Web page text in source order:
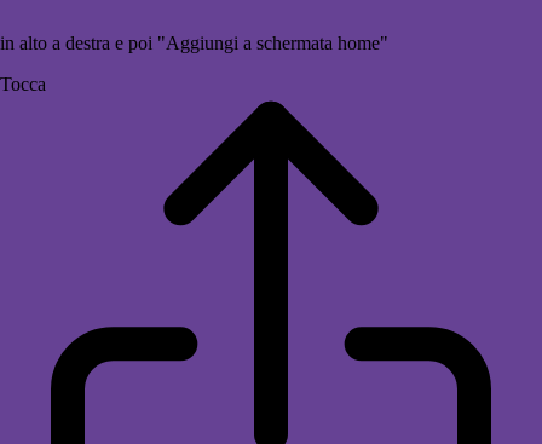
in alto a destra e poi "Aggiungi a schermata home"
Tocca